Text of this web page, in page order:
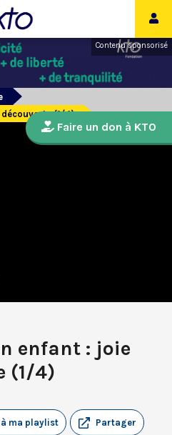
Contenu sponsorisé
découverte (1/4)
enfant : joie
(1/4)
Partager
ma playlist
Faire un don à KTO